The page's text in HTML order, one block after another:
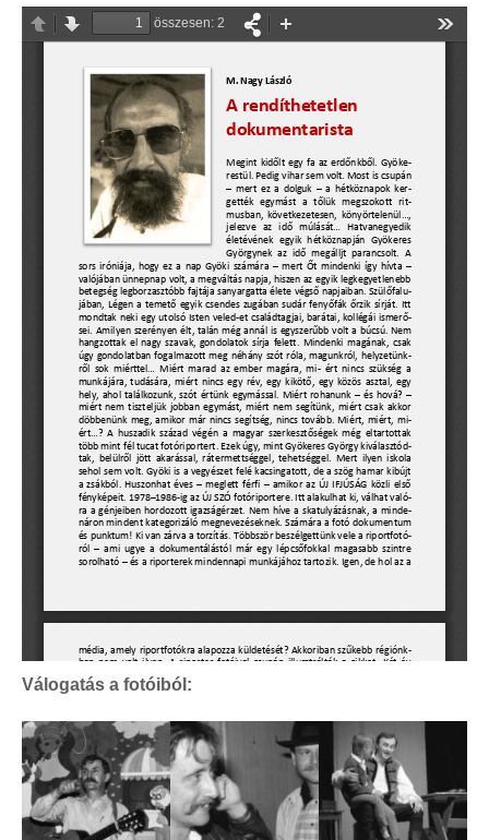
Válogatás a fotóiból: